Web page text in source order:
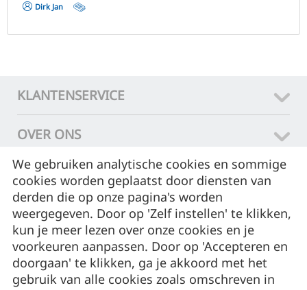
Dirk Jan
KLANTENSERVICE
OVER ONS
CONTACT
ASSORTIMENT
MIJN ACCOUNT
We gebruiken analytische cookies en sommige
cookies worden geplaatst door diensten van
derden die op onze pagina's worden
weergegeven. Door op 'Zelf instellen' te klikken,
kun je meer lezen over onze cookies en je
voorkeuren aanpassen. Door op 'Accepteren en
doorgaan' te klikken, ga je akkoord met het
gebruik van alle cookies zoals omschreven in